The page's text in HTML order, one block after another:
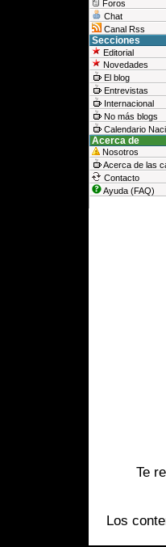
Foros
Chat
Canal Rss
Secciones
Editorial
Novedades
El blog
Entrevistas
Internacional
No más blogs
Calendario
Acerca de
Nosotros
Acerca de las
Contacto
Ayuda (FAQ)
Te
Los